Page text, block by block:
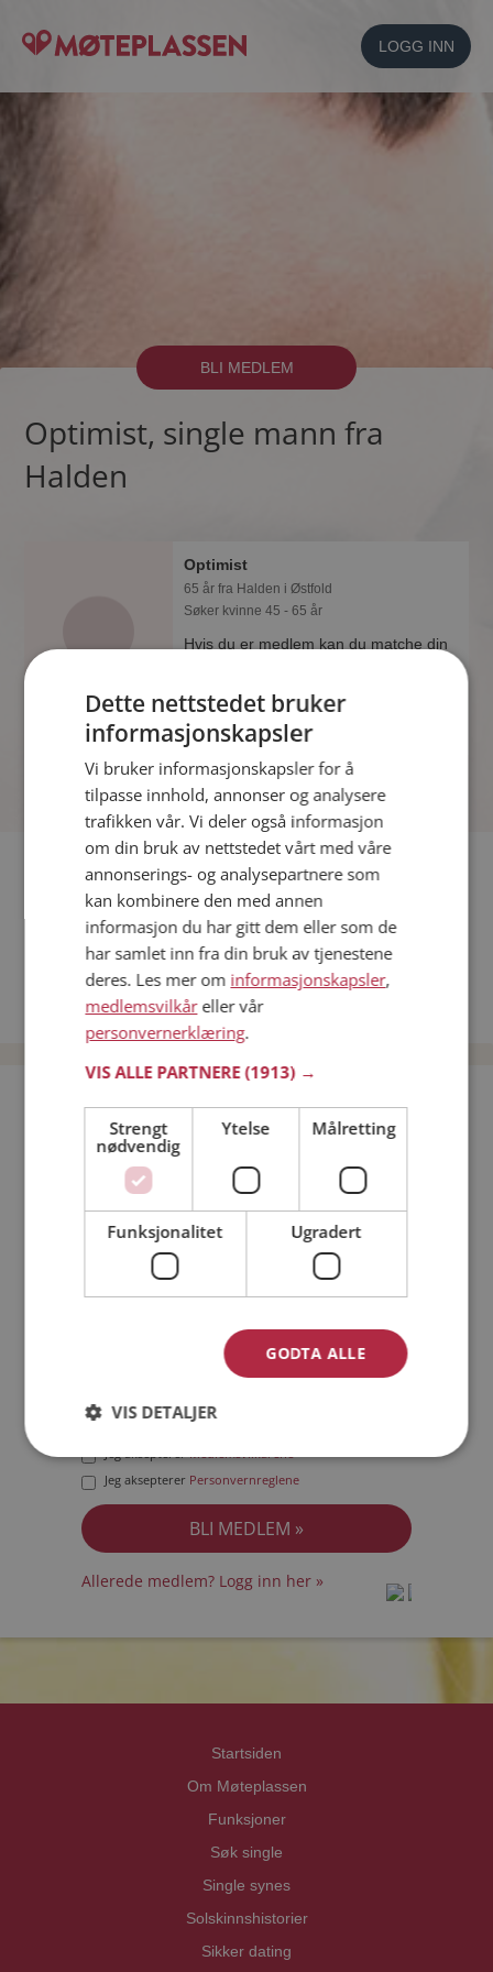
LOGG INN
BLI MEDLEM
Optimist, single mann fra
Halden
Optimist
65 år fra Halden i Østfold
Søker kvinne 45 - 65 år
Hvis du er medlem kan du matche din
sammen som hånd i hanske?
Fler single
Flere singlemenn fra Halden :Wizp,Øyvind,Per Arne
Kvinner fra Halden
Date kvinner i Norge
Date menn i Norge
Bli medlem gratis!
Jeg er en: Mann Kvinne
Min alder:
Jeg akseptererMedlemsvilkårene
Jeg aksepterer Personvernreglene
Allerede medlem? Logg inn her »
Startsiden
Om Møteplassen
Funksjoner
Søk single
Single synes
Solskinnshistorier
Sikker dating
Dette nettstedet bruker
informasjonskapsler
Vi bruker informasjonskapsler for å
tilpasse innhold, annonser og analysere
trafikken vår. Vi deler også informasjon
om din bruk av nettstedet vårt med våre
annonserings- og analysepartnere som
kan kombinere den med annen
informasjon du har gitt dem eller som de
har samlet inn fra din bruk av tjenestene
deres. Les mer om informasjonskapsler,
medlemsvilkåreller vår
personvernerklæring.
VIS ALLE PARTNERE(1913) →
Strengt
nødvendig
Ytelse Målretting
Funksjonalitet Ugradert
GODTA ALLE
VIS DETALJER